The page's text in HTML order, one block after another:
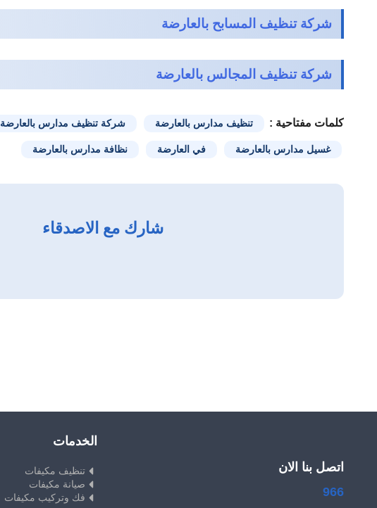
شركة تنظيف المسابح بالعارضة
شركة تنظيف المجالس بالعارضة
كلمات مفتاحية : تنظيف مدارس بالعارضة شركة تنظيف مدارس بالعارضة
غسيل مدارس بالعارضة في العارضة نظافة مدارس بالعارضة
شارك مع الاصدقاء
اتصل بنا الان
966
الخدمات
تنظيف مكيفات
صيانة مكيفات
فك وتركيب مكيفات